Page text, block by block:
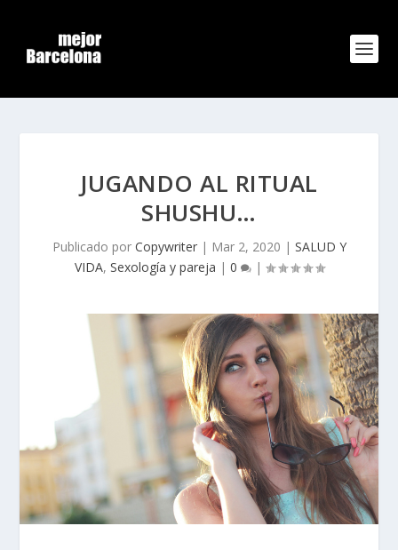
JUGANDO AL RITUAL
SHUSHU…
Publicado por Copywriter| Mar 2, 2020 | SALUD Y
VIDA, Sexología y pareja | 0 |